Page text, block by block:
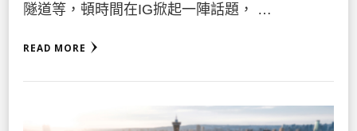
隧道等，頓時間在IG掀起一陣話題， …
READ MORE